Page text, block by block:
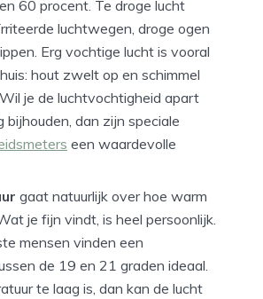
60 procent. Te droge lucht
luchtwegen, droge ogen
Erg vochtige lucht is vooral
hout zwelt op en schimmel
je de luchtvochtigheid apart
bijhouden, dan zijn speciale
een waardevolle
gaat natuurlijk over hoe warm
je fijn vindt, is heel persoonlijk.
mensen vinden een
de 19 en 21 graden ideaal.
te laag is, dan kan de lucht